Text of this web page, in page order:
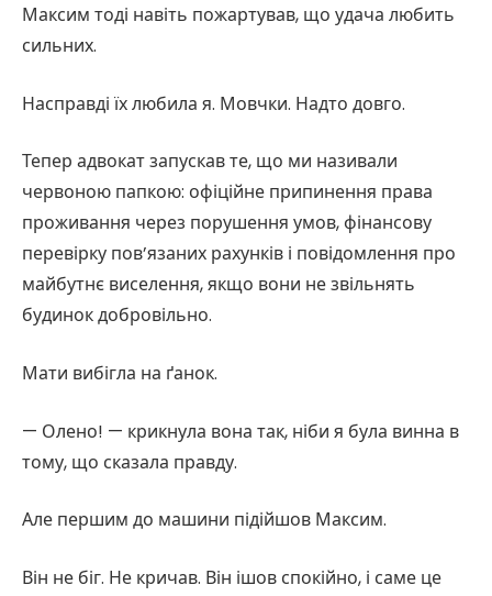
Максим тоді навіть пожартував, що удача любить
сильних.
Насправді їх любила я. Мовчки. Надто довго.
Тепер адвокат запускав те, що ми називали
червоною папкою: офіційне припинення права
проживання через порушення умов, фінансову
перевірку пов’язаних рахунків і повідомлення про
майбутнє виселення, якщо вони не звільнять
будинок добровільно.
Мати вибігла на ґанок.
— Олено! — крикнула вона так, ніби я була винна в
тому, що сказала правду.
Але першим до машини підійшов Максим.
Він не біг. Не кричав. Він ішов спокійно, і саме це